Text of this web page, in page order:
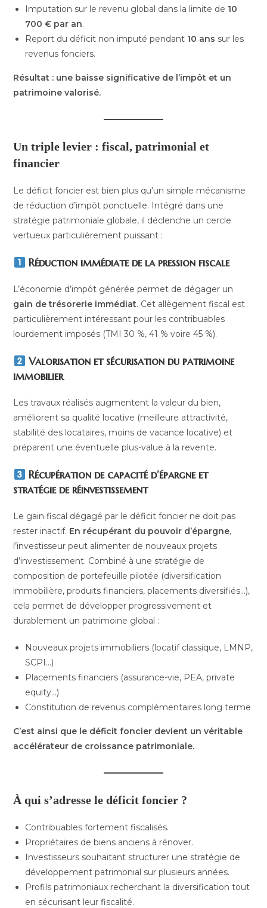
Imputation sur le revenu global dans la limite de 10
700 € par an.
Report du déficit non imputé pendant 10 ans sur les
revenus fonciers.
Résultat : une baisse significative de l’impôt et un
patrimoine valorisé.
Un triple levier : fiscal, patrimonial et
financier
Le déficit foncier est bien plus qu’un simple mécanisme
de réduction d’impôt ponctuelle. Intégré dans une
stratégie patrimoniale globale, il déclenche un cercle
vertueux particulièrement puissant :
Réduction immédiate de la pression fiscale
L’économie d’impôt générée permet de dégager un
gain de trésorerie immédiat. Cet allègement fiscal est
particulièrement intéressant pour les contribuables
lourdement imposés (TMI 30 %, 41 % voire 45 %).
Valorisation et sécurisation du patrimoine
immobilier
Les travaux réalisés augmentent la valeur du bien,
améliorent sa qualité locative (meilleure attractivité,
stabilité des locataires, moins de vacance locative) et
préparent une éventuelle plus-value à la revente.
Récupération de capacité d’épargne et
stratégie de réinvestissement
Le gain fiscal dégagé par le déficit foncier ne doit pas
rester inactif. En récupérant du pouvoir d’épargne,
l’investisseur peut alimenter de nouveaux projets
d’investissement. Combiné à une stratégie de
composition de portefeuille pilotée (diversification
immobilière, produits financiers, placements diversifiés…),
cela permet de développer progressivement et
durablement un patrimoine global :
Nouveaux projets immobiliers (locatif classique, LMNP,
SCPI…)
Placements financiers (assurance-vie, PEA, private
equity…)
Constitution de revenus complémentaires long terme
C’est ainsi que le déficit foncier devient un véritable
accélérateur de croissance patrimoniale.
À qui s’adresse le déficit foncier ?
Contribuables fortement fiscalisés.
Propriétaires de biens anciens à rénover.
Investisseurs souhaitant structurer une stratégie de
développement patrimonial sur plusieurs années.
Profils patrimoniaux recherchant la diversification tout
en sécurisant leur fiscalité.